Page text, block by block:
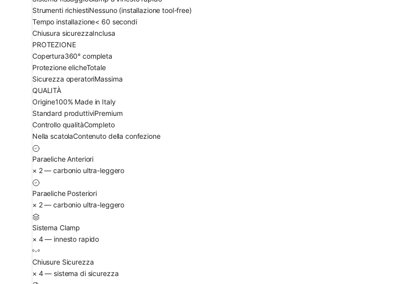
Strumenti richiestiNessuno (installazione tool-free)
Tempo installazione< 60 secondi
Chiusura sicurezzaInclusa
PROTEZIONE
Copertura360° completa
Protezione elicheTotale
Sicurezza operatoriMassima
QUALITÀ
Origine100% Made in Italy
Standard produttiviPremium
Controllo qualitàCompleto
Nella scatolaContenuto della confezione
Paraeliche Anteriori
× 2 — carbonio ultra-leggero
Paraeliche Posteriori
× 2 — carbonio ultra-leggero
Sistema Clamp
× 4 — innesto rapido
Chiusure Sicurezza
× 4 — sistema di sicurezza